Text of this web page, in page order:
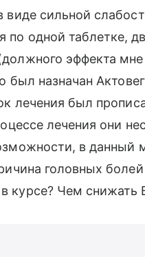
сильной
одной таблетке,
эффекта
назначан
лечения был
лечения они
в данный
головных
курсе? Чем снижать